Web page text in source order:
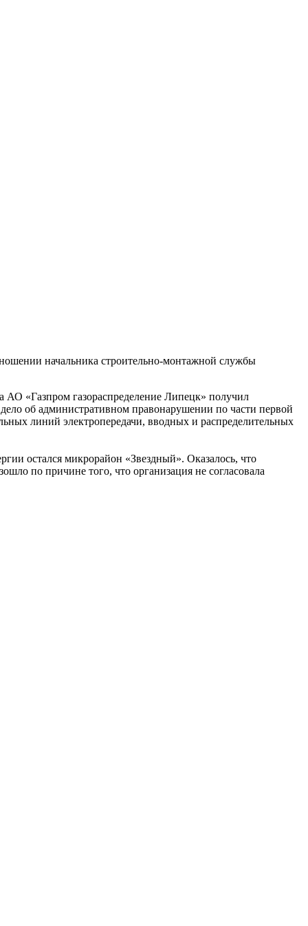
начальника строительно-монтажной службы
АО «Газпром газораспределение Липецк» получил
об административном правонарушении по части первой
линий электропередачи, вводных и распределительных
остался микрорайон «Звездный». Оказалось, что
по причине того, что организация не согласовала